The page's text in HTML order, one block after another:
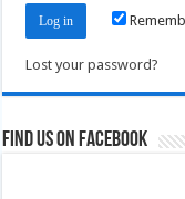
Lost your password?
Find us on Facebook